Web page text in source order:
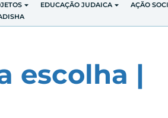
EDUCAÇÃO JUDAICA AÇÃO
escolha |